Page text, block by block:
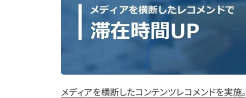
メディアを横断したコンテンツレコメンドを実施。